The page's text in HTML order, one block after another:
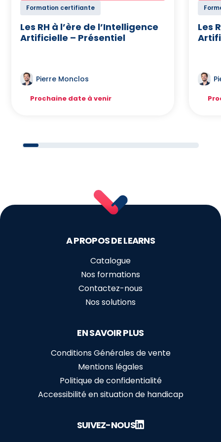
Formation certifiante
Les RH à l’ère de l’Intelligence
Artificielle – Présentiel
Pierre Monclos
Prochaine date à venir
Les
A PROPOS DE LEARNS
Catalogue
Nos formations
Contactez-nous
Nos solutions
EN SAVOIR PLUS
Conditions Générales de vente
Mentions légales
Politique de confidentialité
Accessibilité en situation de handicap
SUIVEZ-NOUS